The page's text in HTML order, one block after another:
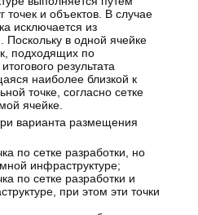
точек и объектов. В случае
исключается из
в одной ячейке
подходящих по
результата
наиболее близкой к
точке, согласно сетке
ячейке.
варианта размещения
по сетке разработки, но
инфраструктуре;
по сетке разработки и
при этом эти точки